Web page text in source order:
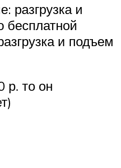
разгрузка и
бесплатной
и подъем
р. то он